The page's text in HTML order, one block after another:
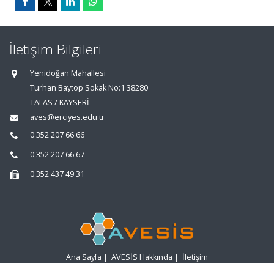
İletişim Bilgileri
Yenidoğan Mahallesi
Turhan Baytop Sokak No:1 38280
TALAS / KAYSERİ
aves@erciyes.edu.tr
0 352 207 66 66
0 352 207 66 67
0 352 437 49 31
Ana Sayfa | AVESİS Hakkında | İletişim